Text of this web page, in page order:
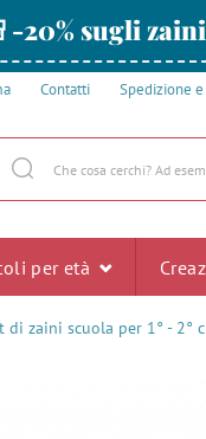
-20% sugli
Contatti Spedizione
per età
di zaini scuola per 1° - 2°